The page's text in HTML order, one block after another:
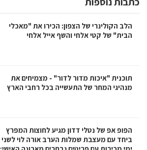
הלב הקולינרי של הצפון: הכירו את "מאכלי
הבית" של קטי אלחי והשף אייל אלחי
תוכנית "איכות מדור לדור" - מצמיחים את
מנהיגי המחר של התעשייה בכל רחבי הארץ
הפופ אפ של נטלי דדון מגיע לחוצות המפרץ
ביחד עם מעצבת שמלות הערב אורה לוי לשני